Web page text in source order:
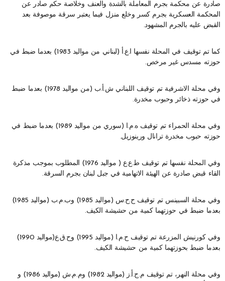
صادرة عن محكمة بجرم المعاملة بالشدة والعنف وخلاصة حكم صادر عن
المحكمة العسكرية بجرم كسر وخلع منزل فيما يعتبر سرقة موصوفة بعد
القبض عليه بالجرم المشهود.
كما تم توقيف في المحلة نفسها ا.ع.أ (لبناني من مواليد 1983) بعدما ضبط في
حوزته مسدس غير مرخص.
وفي محلة الاشرفية تم توقيف اللبناني ش.أ.ب (من مواليد 1978) بعدما ضبط
في حوزته ذخائر وحبوب مخدرة.
وفي محلة الحمراء تم توقيف ه.م.ا (سوري من مواليد 1989) بعدما ضبط في
حوزته حبوب مخدرة ترانال ورينوزيل.
وفي المحلة نفسها تم توقيف ط.ع.ع ( مواليد 1976) المطلوب بموجب مذكرة
القاء قبض صادرة عن الهيئة الاتهامية في جبل لبنان بجرم السرقة.
وفي محلة السبينس تم توقيف ح.ح.س (مواليد 1985) وب.م.ب (مواليد 1985)
بعدما ضبط في حوزتهما كمية من حشيشة الكيف.
وفي كورنيش المزرعة تم توقيف ح.م.ا (مواليد 1995) وح.ق.ع(مواليد 1990)
بعدما ضبط بحوزتهما كمية من حشيشة الكيف.
وفي محلة النهر، تم توقيف م.ج.أ.ز (مواليد 1982) وم.م.ش (مواليد 1986) و